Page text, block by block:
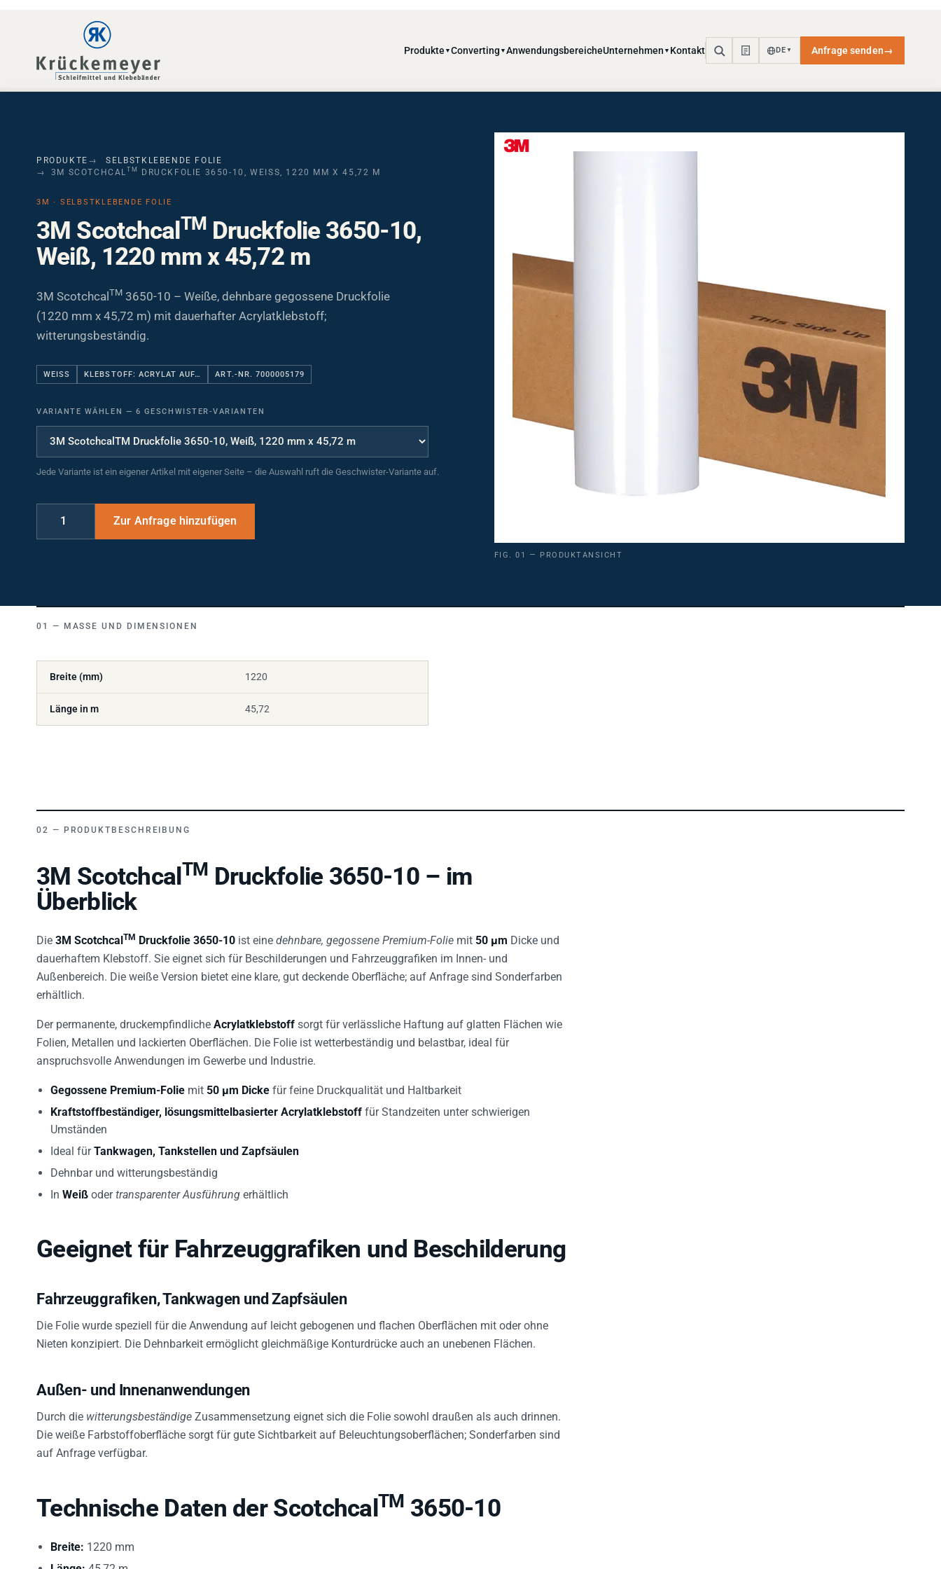
Kontakt DE
3M SCOTCHCALTMDRUCKFOLIE 3650-10, WEISS, 1220 MM X 45,72 M
3M ScotchcalTMDruckfolie 3650-10,
Weiß, 1220 mm x 45,72 m
3M ScotchcalTM 3650-10 – Weiße, dehnbare gegossene Druckfolie
(1220 mm x 45,72 m) mit dauerhafter Acrylatklebstoff;
witterungsbeständig.
WEISS KLEBSTOFF: ACRYLAT AUF… ART.-NR. 7000005179
VARIANTE WÄHLEN
Jede Variante ist ein eigener Artikel mit eigener Seite – die Auswahl ruft die Geschwister-Variante auf.
MASSE UND DIMENSIONEN
Breite (mm) 1220
Länge in m 45,72
PRODUKTBESCHREIBUNG
3M ScotchcalTM Druckfolie 3650-10 – im
Überblick
Die 3M ScotchcalTM Druckfolie 3650-10 ist eine dehnbare, gegossene Premium-Folie mit 50 µm Dicke und
dauerhaftem Klebstoff. Sie eignet sich für Beschilderungen und Fahrzeuggrafiken im Innen- und
Außenbereich. Die weiße Version bietet eine klare, gut deckende Oberfläche; auf Anfrage sind Sonderfarben
erhältlich.
Der permanente, druckempfindliche Acrylatklebstoff sorgt für verlässliche Haftung auf glatten Flächen wie
Folien, Metallen und lackierten Oberflächen. Die Folie ist wetterbeständig und belastbar, ideal für
anspruchsvolle Anwendungen im Gewerbe und Industrie.
Gegossene Premium-Folie mit 50 µm Dicke für feine Druckqualität und Haltbarkeit
Kraftstoffbeständiger, lösungsmittelbasierter Acrylatklebstoff für Standzeiten unter schwierigen
Umständen
Ideal fürTankwagen, Tankstellen und Zapfsäulen
Dehnbar und witterungsbeständig
In Weiß odertransparenter Ausführung erhältlich
Geeignet für Fahrzeuggrafiken und Beschilderung
Fahrzeuggrafiken, Tankwagen und Zapfsäulen
Die Folie wurde speziell für die Anwendung auf leicht gebogenen und flachen Oberflächen mit oder ohne
Nieten konzipiert. Die Dehnbarkeit ermöglicht gleichmäßige Konturdrücke auch an unebenen Flächen.
Außen- und Innenanwendungen
Durch die witterungsbeständige Zusammensetzung eignet sich die Folie sowohl draußen als auch drinnen.
Die weiße Farbstoffoberfläche sorgt für gute Sichtbarkeit auf Beleuchtungsoberflächen; Sonderfarben sind
auf Anfrage verfügbar.
Technische Daten der ScotchcalTM 3650-10
Breite: 1220 mm
Länge: 45,72 m